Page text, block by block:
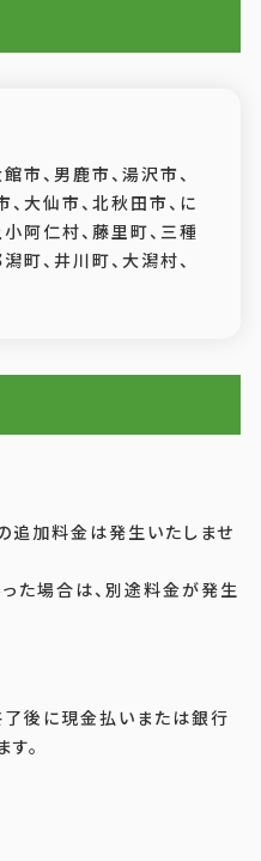
市、男鹿市、湯沢市、
大仙市、北秋田市、に
阿仁村、藤里町、三種
町、井川町、大潟村、
追加料金は発生いたしませ
た場合は、別途料金が発生
後に現金払いまたは銀行
。